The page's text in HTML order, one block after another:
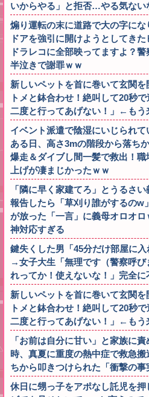
いからやる」と拒否…やる気ない
煽り運転の末に道路で大の字に
ドアを強引に開けようとしてき
ドラレコに全部映ってますよ？
半泣きで謝罪ｗｗ
新しいペットを首に巻いて玄関
トメと鉢合わせ！絶叫して20秒
二度と行ってあげない！」←もう
イベント派遣で陰湿にいじられて
ある日、高さ3mの階段から落ち
爆走＆ダイブし間一髪で救出！
上げが凄まじかったｗｗ
「隣に早く家建てろ」とうるさ
報告したら「草刈り誰がするの
が放った「一言」に義母オロオ
神対応すぎる
鍵失くした男「45分だけ部屋に入
→女子大生「無理です（警察呼
れってか！使えないな！」完全に
新しいペットを首に巻いて玄関
トメと鉢合わせ！絶叫して20秒
二度と行ってあげない！」←もう
「お前は自分に甘い」と家族に
時、真夏に重度の熱中症で救急
ちから叩きつけられた「衝撃の事
休日に甥っ子をアポなし託児を